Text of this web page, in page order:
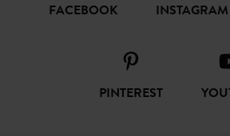
FACEBOOK INSTAGRAM
PINTEREST